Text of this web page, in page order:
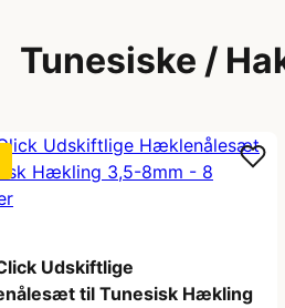
Tunesiske /
Udskiftlige
til Tunesisk Hækling